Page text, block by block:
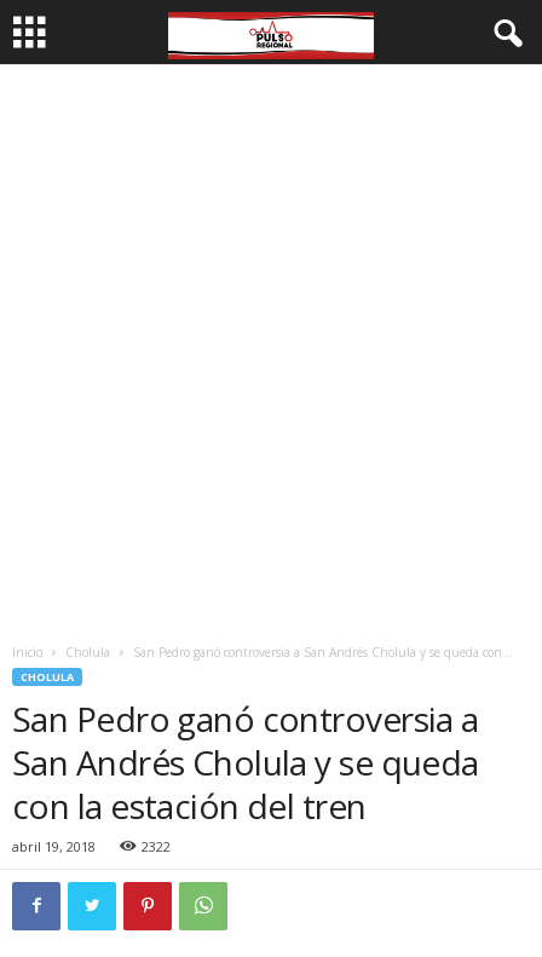
Inicio Cholula San Pedro ganó controversia a San Andrés Cholula y se queda con...
CHOLULA
San Pedro ganó controversia a
San Andrés Cholula y se queda
con la estación del tren
abril 19, 2018 2322